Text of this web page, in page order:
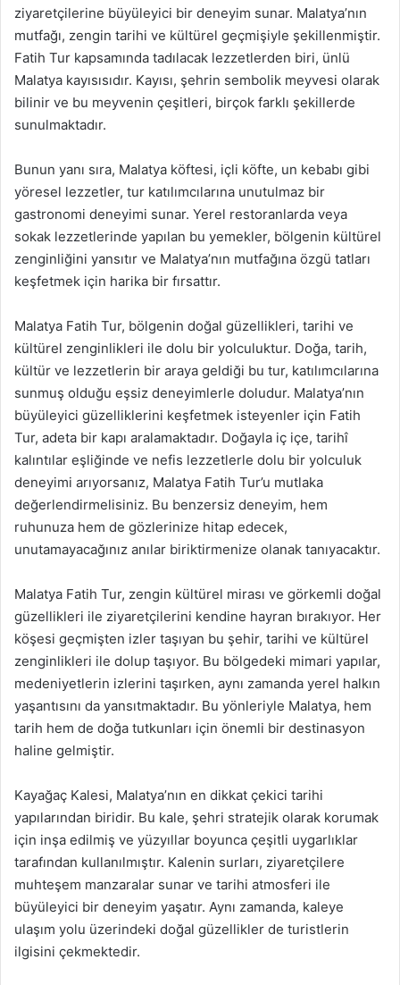
ziyaretçilerine büyüleyici bir deneyim sunar. Malatya’nın
mutfağı, zengin tarihi ve kültürel geçmişiyle şekillenmiştir.
Fatih Tur kapsamında tadılacak lezzetlerden biri, ünlü
Malatya kayısısıdır. Kayısı, şehrin sembolik meyvesi olarak
bilinir ve bu meyvenin çeşitleri, birçok farklı şekillerde
sunulmaktadır.
Bunun yanı sıra, Malatya köftesi, içli köfte, un kebabı gibi
yöresel lezzetler, tur katılımcılarına unutulmaz bir
gastronomi deneyimi sunar. Yerel restoranlarda veya
sokak lezzetlerinde yapılan bu yemekler, bölgenin kültürel
zenginliğini yansıtır ve Malatya’nın mutfağına özgü tatları
keşfetmek için harika bir fırsattır.
Malatya Fatih Tur, bölgenin doğal güzellikleri, tarihi ve
kültürel zenginlikleri ile dolu bir yolculuktur. Doğa, tarih,
kültür ve lezzetlerin bir araya geldiği bu tur, katılımcılarına
sunmuş olduğu eşsiz deneyimlerle doludur. Malatya’nın
büyüleyici güzelliklerini keşfetmek isteyenler için Fatih
Tur, adeta bir kapı aralamaktadır. Doğayla iç içe, tarihî
kalıntılar eşliğinde ve nefis lezzetlerle dolu bir yolculuk
deneyimi arıyorsanız, Malatya Fatih Tur’u mutlaka
değerlendirmelisiniz. Bu benzersiz deneyim, hem
ruhunuza hem de gözlerinize hitap edecek,
unutamayacağınız anılar biriktirmenize olanak tanıyacaktır.
Malatya Fatih Tur, zengin kültürel mirası ve görkemli doğal
güzellikleri ile ziyaretçilerini kendine hayran bırakıyor. Her
köşesi geçmişten izler taşıyan bu şehir, tarihi ve kültürel
zenginlikleri ile dolup taşıyor. Bu bölgedeki mimari yapılar,
medeniyetlerin izlerini taşırken, aynı zamanda yerel halkın
yaşantısını da yansıtmaktadır. Bu yönleriyle Malatya, hem
tarih hem de doğa tutkunları için önemli bir destinasyon
haline gelmiştir.
Kayağaç Kalesi, Malatya’nın en dikkat çekici tarihi
yapılarından biridir. Bu kale, şehri stratejik olarak korumak
için inşa edilmiş ve yüzyıllar boyunca çeşitli uygarlıklar
tarafından kullanılmıştır. Kalenin surları, ziyaretçilere
muhteşem manzaralar sunar ve tarihi atmosferi ile
büyüleyici bir deneyim yaşatır. Aynı zamanda, kaleye
ulaşım yolu üzerindeki doğal güzellikler de turistlerin
ilgisini çekmektedir.